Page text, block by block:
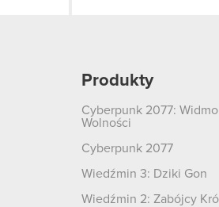
Produkty
Cyberpunk 2077: Widmo
Wolności
Cyberpunk 2077
Wiedźmin 3: Dziki Gon
Wiedźmin 2: Zabójcy